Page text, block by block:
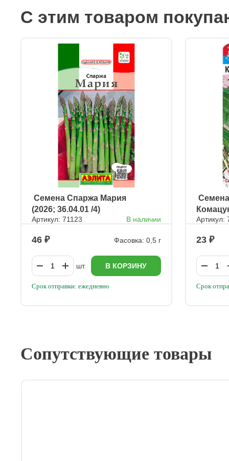
С этим товаром
ㅤ Семена Спаржа Мария
(2026; 36.04.01 /4)
Артикул: 71123 В наличии
46 Фасовка: 0,5 г
шт. В КОРЗИНУ
Срок отправки: ежедневно
ㅤ
Артикул:
23
Срок
Сопутствующие товары